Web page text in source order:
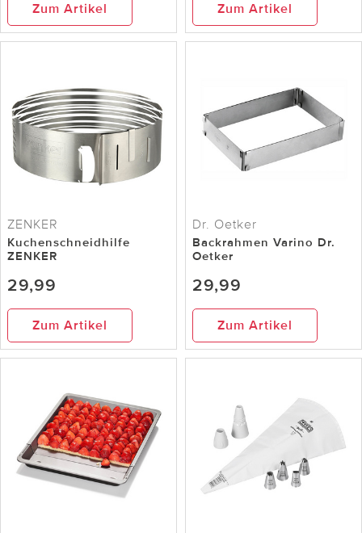
Zum Artikel Zum Artikel
ZENKER
Kuchenschneidhilfe
ZENKER
29,99
Zum Artikel
Dr. Oetker
Backrahmen Varino Dr.
Oetker
29,99
Zum Artikel